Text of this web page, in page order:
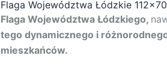
Flaga Województwa Łódzkie 112×70
Flaga Województwa Łódzkiego,
tego dynamicznego i
mieszkańców.